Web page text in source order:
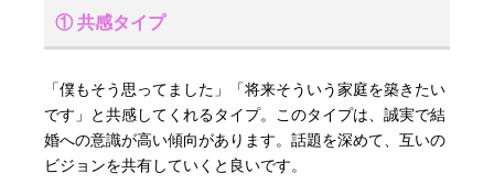
① 共感タイプ
「僕もそう思ってました」「将来そういう家庭を築きたい
です」と共感してくれるタイプ。このタイプは、誠実で結
婚への意識が高い傾向があります。話題を深めて、互いの
ビジョンを共有していくと良いです。